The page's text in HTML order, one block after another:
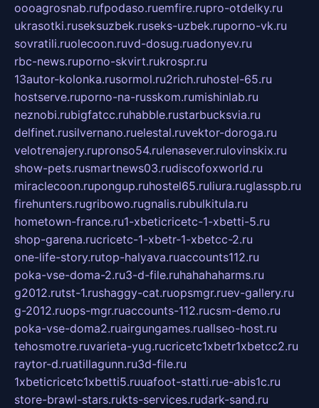
oooagrosnab.rufpodaso.ruemfire.rupro-otdelky.ru
ukrasotki.ruseksuzbek.ruseks-uzbek.ruporno-vk.ru
sovratili.ruolecoon.ruvd-dosug.ruadonyev.ru
rbc-news.ruporno-skvirt.rukrospr.ru
13autor-kolonka.rusormol.ru2rich.ruhostel-65.ru
hostserve.ruporno-na-russkom.rumishinlab.ru
neznobi.rubigfatcc.ruhabble.rustarbucksvia.ru
delfinet.rusilvernano.ruelestal.ruvektor-doroga.ru
velotrenajery.rupronso54.rulenasever.rulovinskix.ru
show-pets.rusmartnews03.rudiscofoxworld.ru
miraclecoon.rupongup.ruhostel65.ruliura.ruglasspb.ru
firehunters.rugribowo.rugnalis.rubulkitula.ru
hometown-france.ru1-xbeticricetc-1-xbetti-5.ru
shop-garena.rucricetc-1-xbetr-1-xbetcc-2.ru
one-life-story.rutop-halyava.ruaccounts112.ru
poka-vse-doma-2.ru3-d-file.ruhahahaharms.ru
g2012.rutst-1.rushaggy-cat.ruopsmgr.ruev-gallery.ru
g-2012.ruops-mgr.ruaccounts-112.rucsm-demo.ru
poka-vse-doma2.ruairgungames.ruallseo-host.ru
tehosmotre.ruvarieta-yug.rucricetc1xbetr1xbetcc2.ru
raytor-d.ruatillagunn.ru3d-file.ru
1xbeticricetc1xbetti5.ruuafoot-statti.rue-abis1c.ru
store-brawl-stars.rukts-services.rudark-sand.ru